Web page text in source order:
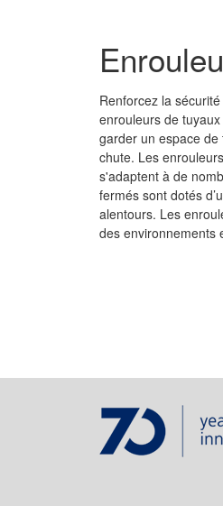
Renforcez la
enrouleurs de
garder un espace
chute. Les
s'adaptent à de
fermés sont dotés
alentours. Les
des environnements